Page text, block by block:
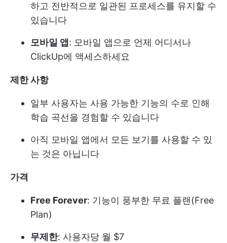
하고 전반적으로 일관된 프로세스를 유지할 수
있습니다
모바일 앱 : 모바일 앱으로 언제 어디서나
ClickUp에 액세스하세요
제한 사항
일부 사용자는 사용 가능한 기능의 수로 인해
학습 곡선을 경험할 수 있습니다
아직 모바일 앱에서 모든 보기를 사용할 수 있
는 것은 아닙니다
가격
Free Forever: 기능이 풍부한 무료 플랜(Free
Plan)
무제한: 사용자당 월 $7